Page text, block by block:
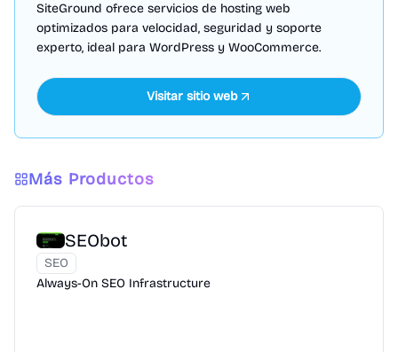
SiteGround ofrece servicios de hosting web
optimizados para velocidad, seguridad y soporte
experto, ideal para WordPress y WooCommerce.
Visitar sitio web
Más Productos
SEObot
SEO
Always-On SEO Infrastructure